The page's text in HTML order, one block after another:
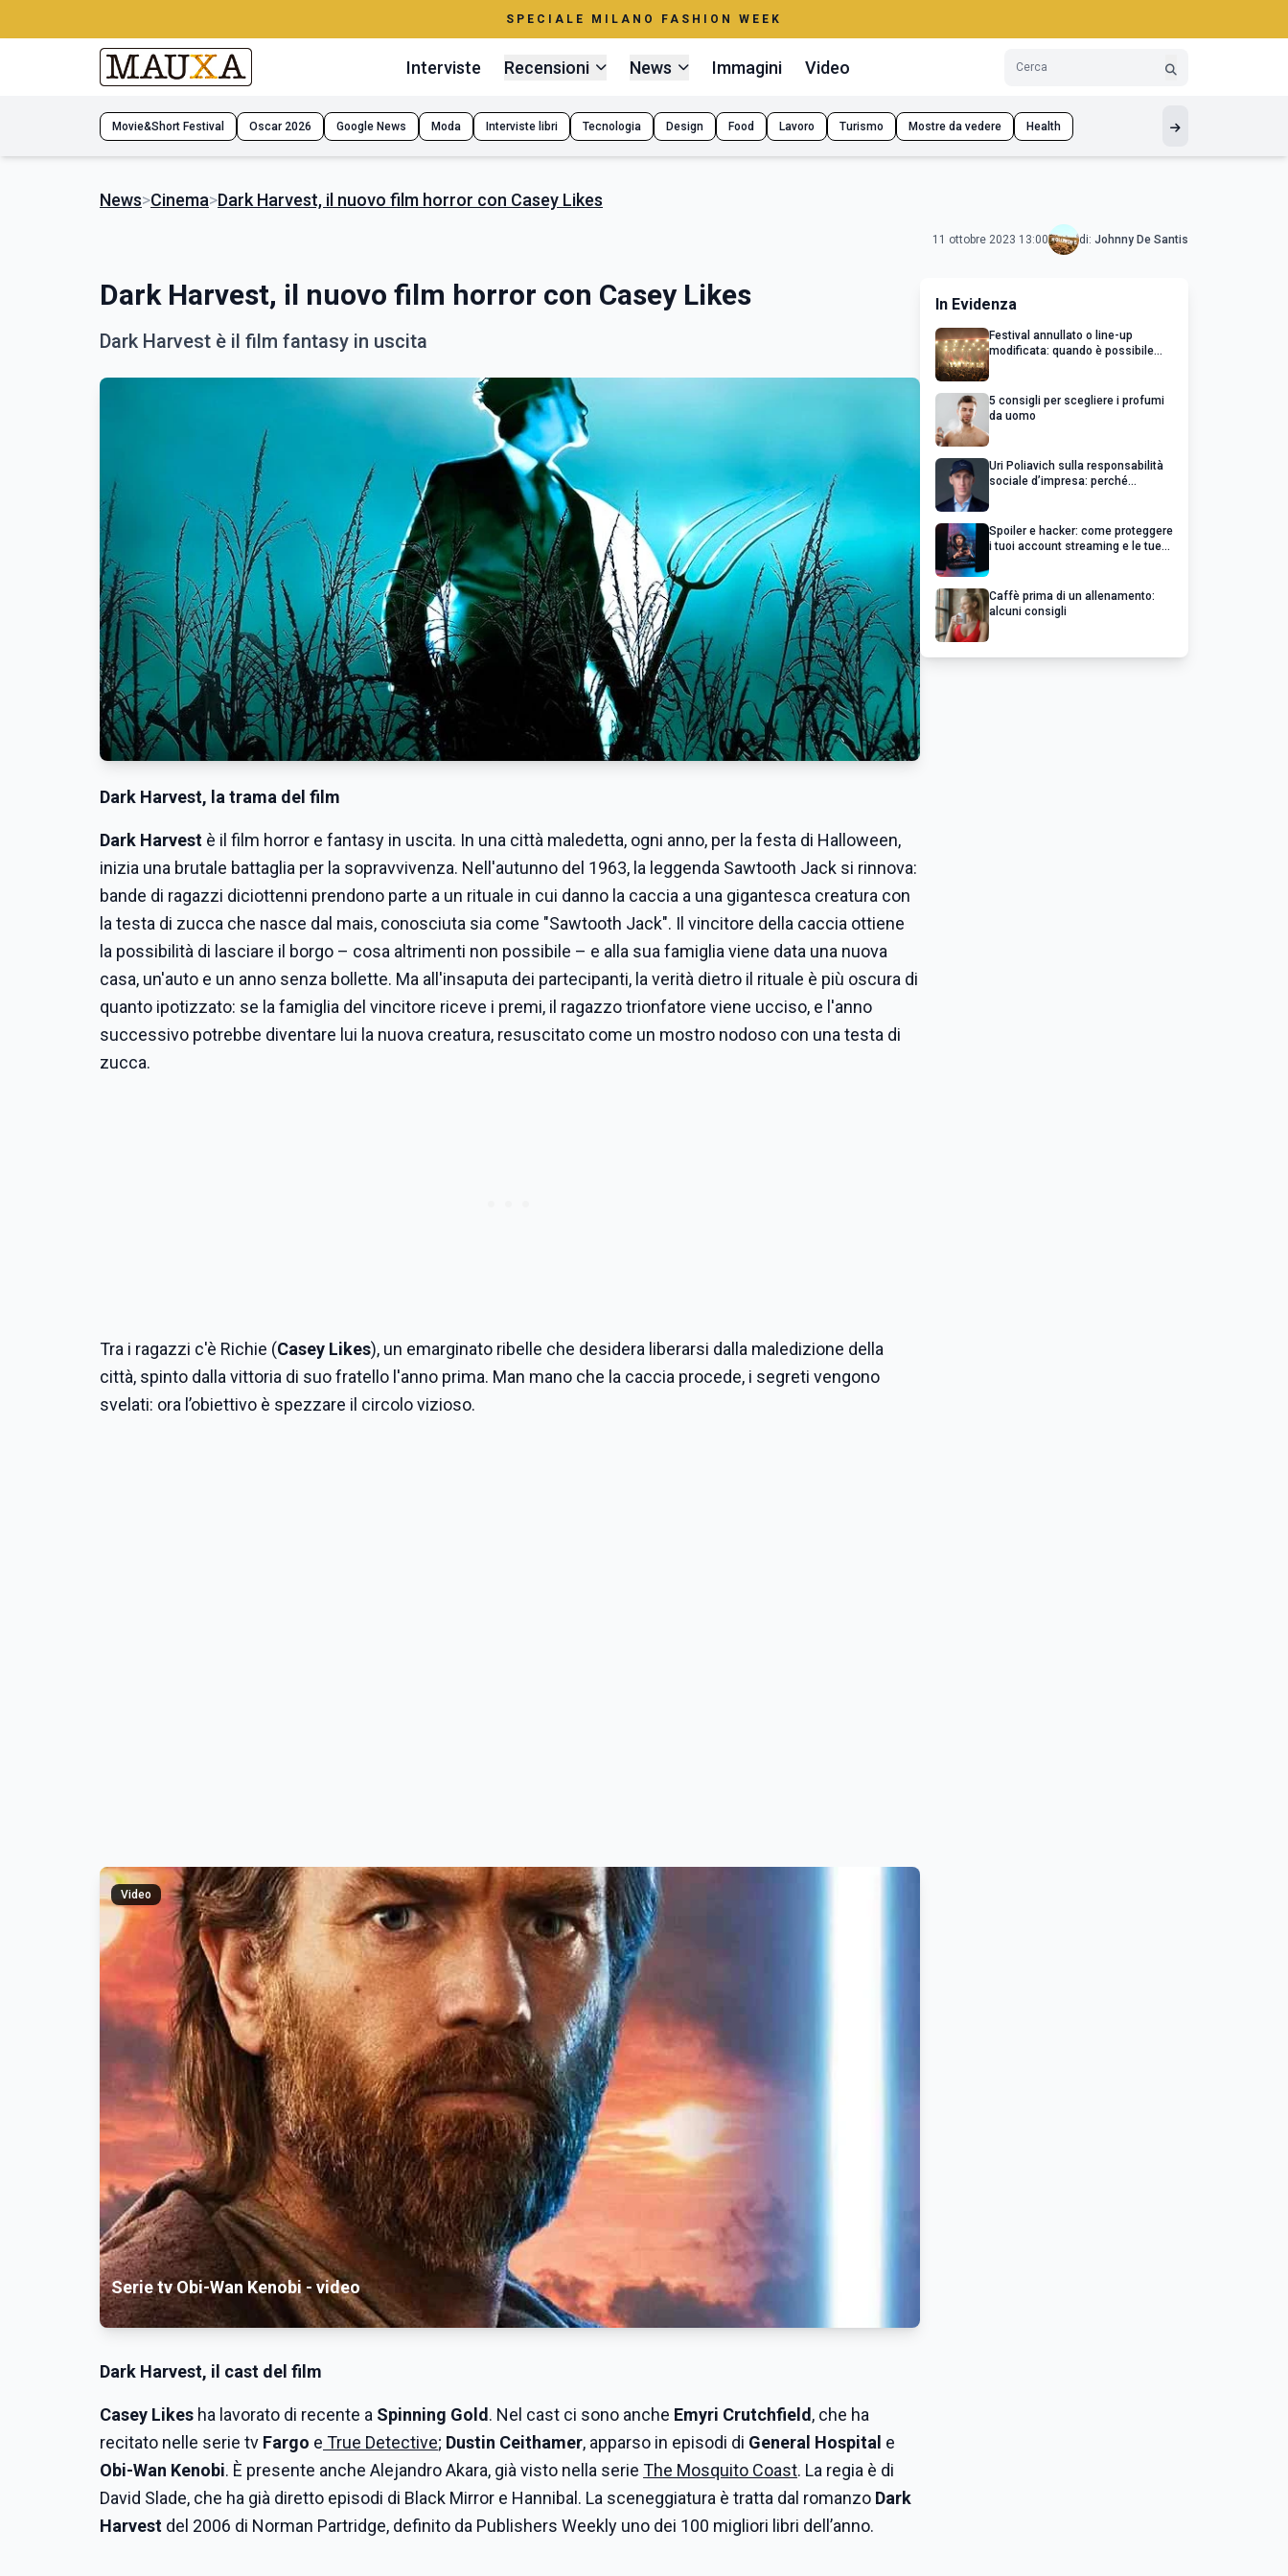
SPECIALE MILANO FASHION WEEK
Interviste Recensioni News Immagini Video
Movie&Short Festival Oscar 2026 Google News Moda Interviste libri Tecnologia Design Food Lavoro Turismo Mostre da vedere Health
News>Cinema>Dark Harvest, il nuovo film horror con Casey Likes
11 ottobre 2023 13:00 di: Johnny De Santis
Dark Harvest, il nuovo film horror con Casey Likes
Dark Harvest è il film fantasy in uscita
Dark Harvest, la trama del film
Dark Harvest è il film horror e fantasy in uscita. In una città maledetta, ogni anno, per la festa di Halloween,
inizia una brutale battaglia per la sopravvivenza. Nell'autunno del 1963, la leggenda Sawtooth Jack si rinnova:
bande di ragazzi diciottenni prendono parte a un rituale in cui danno la caccia a una gigantesca creatura con
la testa di zucca che nasce dal mais, conosciuta sia come "Sawtooth Jack". Il vincitore della caccia ottiene
la possibilità di lasciare il borgo – cosa altrimenti non possibile – e alla sua famiglia viene data una nuova
casa, un'auto e un anno senza bollette. Ma all'insaputa dei partecipanti, la verità dietro il rituale è più oscura di
quanto ipotizzato: se la famiglia del vincitore riceve i premi, il ragazzo trionfatore viene ucciso, e l'anno
successivo potrebbe diventare lui la nuova creatura, resuscitato come un mostro nodoso con una testa di
zucca.
Tra i ragazzi c'è Richie (Casey Likes), un emarginato ribelle che desidera liberarsi dalla maledizione della
città, spinto dalla vittoria di suo fratello l'anno prima. Man mano che la caccia procede, i segreti vengono
svelati: ora l’obiettivo è spezzare il circolo vizioso.
Video
Serie tv Obi-Wan Kenobi - video
Dark Harvest, il cast del film
Casey Likes ha lavorato di recente a Spinning Gold. Nel cast ci sono anche Emyri Crutchfield, che ha
recitato nelle serie tv Fargo e True Detective; Dustin Ceithamer, apparso in episodi di General Hospital e
Obi-Wan Kenobi. È presente anche Alejandro Akara, già visto nella serie The Mosquito Coast. La regia è di
David Slade, che ha già diretto episodi di Black Mirror e Hannibal. La sceneggiatura è tratta dal romanzo Dark
Harvest del 2006 di Norman Partridge, definito da Publishers Weekly uno dei 100 migliori libri dell’anno.
In Evidenza
Festival annullato o line-up
modificata: quando è possibile
5 consigli per scegliere i profumi
da uomo
Uri Poliavich sulla responsabilità
sociale d’impresa: perché
Spoiler e hacker: come proteggere
i tuoi account streaming e le tue
Caffè prima di un allenamento:
alcuni consigli